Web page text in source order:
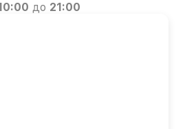
до 21:00